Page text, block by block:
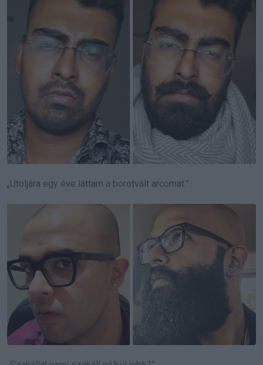
„Utoljára egy éve láttam a borotvált arcomat.”